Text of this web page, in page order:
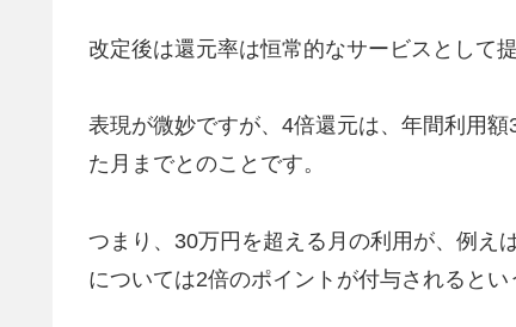
改定後は還元率は恒常的なサービスとして
表現が微妙ですが、4倍還元は、年間利用
た月までとのことです。
つまり、30万円を超える月の利用が、例え
については2倍のポイントが付与されるとい